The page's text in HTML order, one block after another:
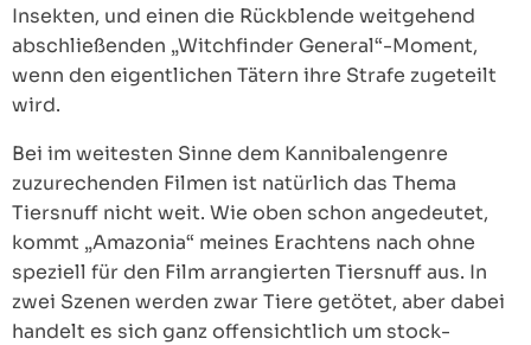
Insekten, und einen die Rückblende weitgehend
abschließenden „Witchfinder General“-Moment,
wenn den eigentlichen Tätern ihre Strafe zugeteilt
wird.
Bei im weitesten Sinne dem Kannibalengenre
zuzurechenden Filmen ist natürlich das Thema
Tiersnuff nicht weit. Wie oben schon angedeutet,
kommt „Amazonia“ meines Erachtens nach ohne
speziell für den Film arrangierten Tiersnuff aus. In
zwei Szenen werden zwar Tiere getötet, aber dabei
handelt es sich ganz offensichtlich um stock-